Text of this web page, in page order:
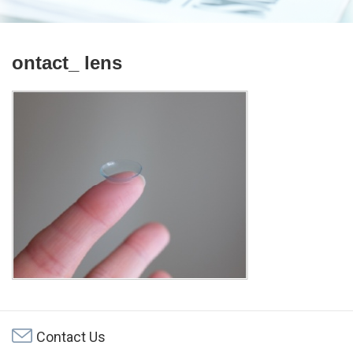
ontact_ lens
Contact Us